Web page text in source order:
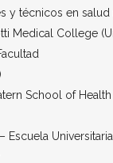
y técnicos en salud
Medical College
School of
Escuela